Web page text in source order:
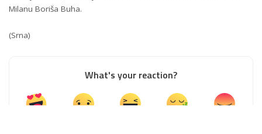
Milanu Boriša Buha.
(Srna)
What's your reaction?